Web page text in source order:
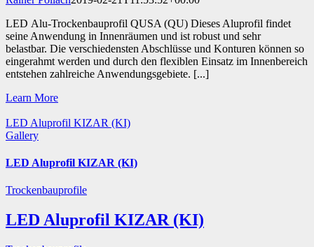
LED Alu-Trockenbauprofil QUSA (QU) Dieses Aluprofil findet
seine Anwendung in Innenräumen und ist robust und sehr
belastbar. Die verschiedensten Abschlüsse und Konturen können so
eingerahmt werden und durch den flexiblen Einsatz im Innenbereich
entstehen zahlreiche Anwendungsgebiete. [...]
Learn More
LED Aluprofil KIZAR (KI)
Gallery
LED Aluprofil KIZAR (KI)
Trockenbauprofile
LED Aluprofil KIZAR (KI)